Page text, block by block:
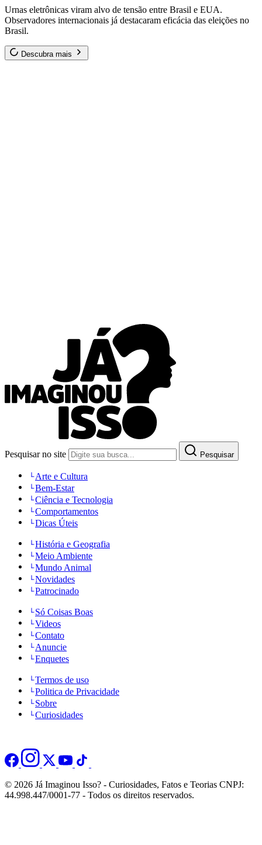
Urnas eletrônicas viram alvo de tensão entre Brasil e EUA.
Observadores internacionais já destacaram eficácia das eleições no
Brasil.
Descubra mais
Pesquisar no site Pesquisar
Arte e Cultura
Bem-Estar
Ciência e Tecnologia
Comportamentos
Dicas Úteis
História e Geografia
Meio Ambiente
Mundo Animal
Novidades
Patrocinado
Só Coisas Boas
Videos
Contato
Anuncie
Enquetes
Termos de uso
Politica de Privacidade
Sobre
Curiosidades
© 2026 Já Imaginou Isso? - Curiosidades, Fatos e Teorias CNPJ:
44.998.447/0001-77 - Todos os direitos reservados.